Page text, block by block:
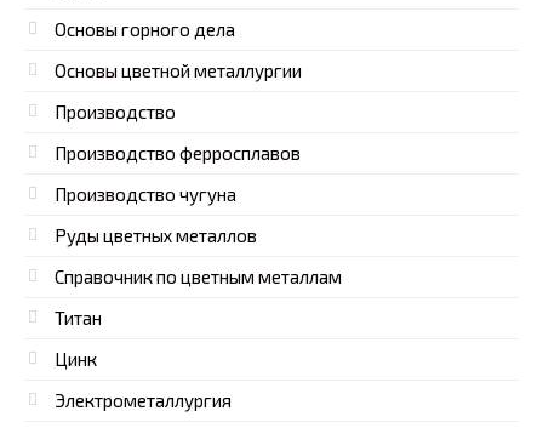
Основы горного дела
Основы цветной металлургии
Производство
Производство ферросплавов
Производство чугуна
Руды цветных металлов
Справочник по цветным металлам
Титан
Цинк
Электрометаллургия